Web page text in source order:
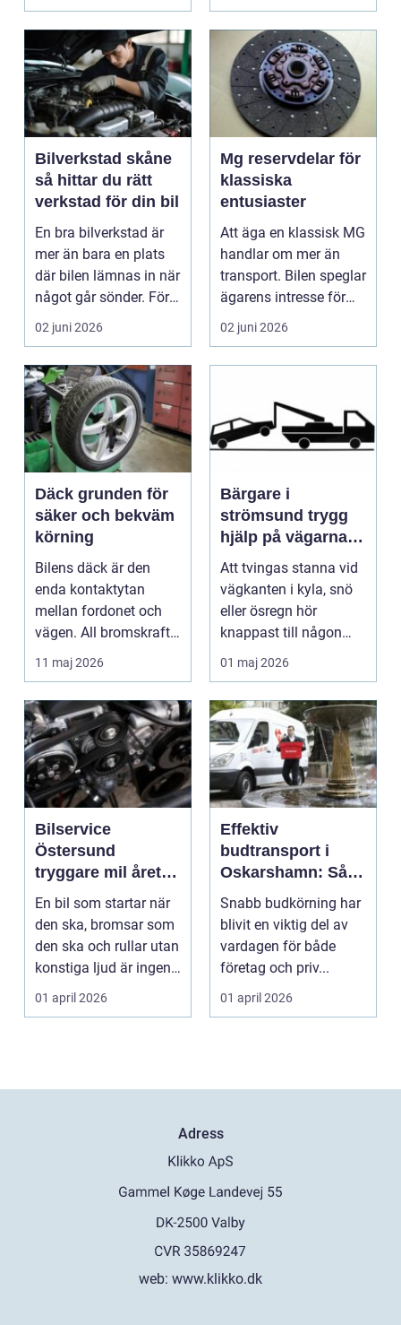
Bilverkstad skåne
så hittar du rätt
verkstad för din bil
En bra bilverkstad är
mer än bara en plats
där bilen lämnas in när
något går sönder. För
många biläg...
02 juni 2026
Mg reservdelar för
klassiska
entusiaster
Att äga en klassisk MG
handlar om mer än
transport. Bilen speglar
ägarens intresse för
teknik, histo...
02 juni 2026
Däck grunden för
säker och bekväm
körning
Bilens däck är den
enda kontaktytan
mellan fordonet och
vägen. All bromskraft,
styrning och accelera...
11 maj 2026
Bärgare i
strömsund trygg
hjälp på vägarna
året runt
Att tvingas stanna vid
vägkanten i kyla, snö
eller ösregn hör
knappast till någon
bilägares drömscen...
01 maj 2026
Bilservice
Östersund
tryggare mil året
runt
En bil som startar när
den ska, bromsar som
den ska och rullar utan
konstiga ljud är ingen
självklar...
01 april 2026
Effektiv
budtransport i
Oskarshamn: Så
väljer företag och
privatpersoner rätt
lösning
Snabb budkörning har
blivit en viktig del av
vardagen för både
företag och priv...
01 april 2026
Adress
web: www.klikko.dk